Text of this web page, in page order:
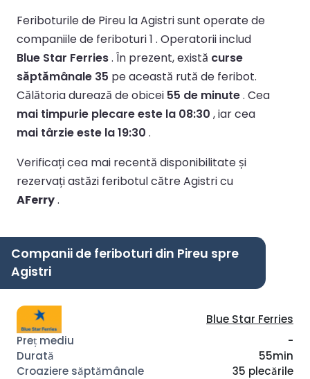
Feriboturile de Pireu la Agistri sunt operate de
companiile de feriboturi 1 . Operatorii includ
Blue Star Ferries. În prezent, există curse
săptămânale 35 pe această rută de feribot.
Călătoria durează de obicei 55 de minute. Cea
mai timpurie plecare este la 08:30 , iar cea
mai târzie este la 19:30 .
Verificați cea mai recentă disponibilitate și
rezervați astăzi feribotul către Agistri cu
AFerry.
Companii de feriboturi din Pireu spre
Agistri
Blue Star Ferries
-
55min
35 plecările